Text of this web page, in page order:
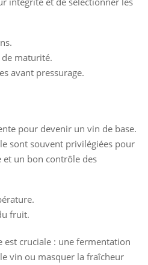
de maturité.
avant pressurage.
pour devenir un vin de base.
sont souvent privilégiées pour
un bon contrôle des
fruit.
est cruciale : une fermentation
vin ou masquer la fraîcheur